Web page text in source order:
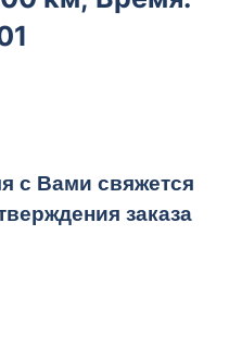
с Вами свяжется
заказа